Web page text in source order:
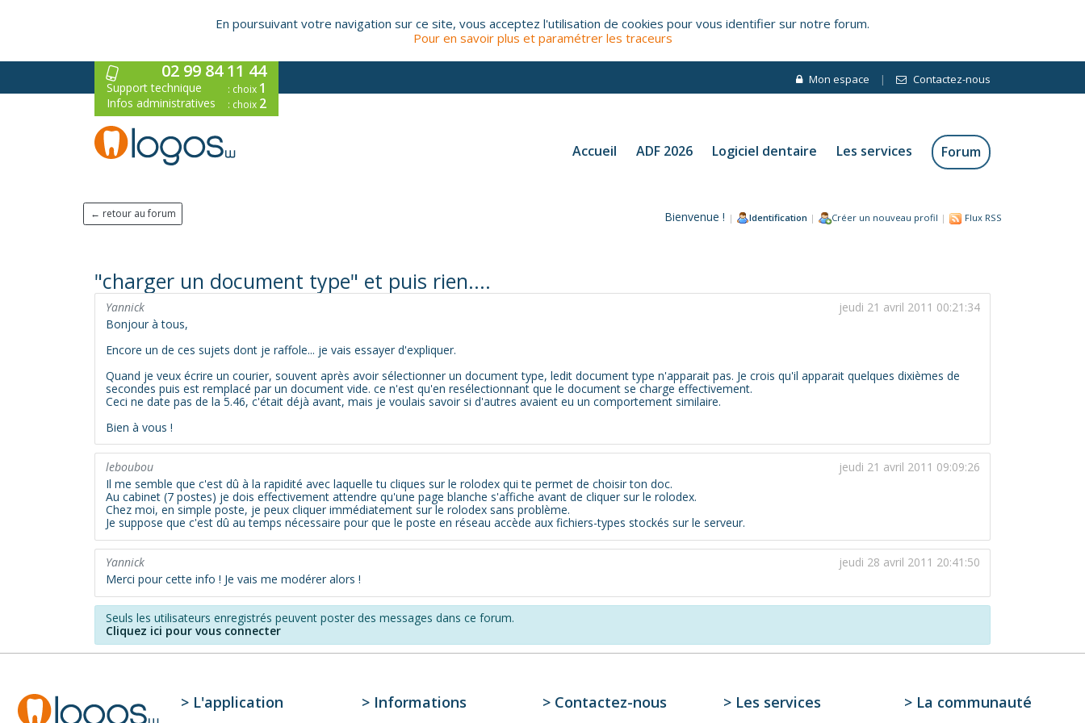
En poursuivant votre navigation sur ce site, vous acceptez l'utilisation de cookies pour vous identifier sur notre forum.
Pour en savoir plus et paramétrer les traceurs
02 99 84 11 44
Support technique : choix 1
Infos administratives : choix 2
Mon espace | Contactez-nous
Accueil ADF 2026 Logiciel dentaire Les services Forum
← retour au forum Bienvenue ! | Identification | Créer un nouveau profil | Flux RSS
"charger un document type" et puis rien....
Yannick
jeudi 21 avril 2011 00:21:34
Bonjour à tous,
Encore un de ces sujets dont je raffole... je vais essayer d'expliquer.
Quand je veux écrire un courier, souvent après avoir sélectionner un document type, ledit document type n'apparait pas. Je crois qu'il apparait quelques dixièmes de
secondes puis est remplacé par un document vide. ce n'est qu'en resélectionnant que le document se charge effectivement.
Ceci ne date pas de la 5.46, c'était déjà avant, mais je voulais savoir si d'autres avaient eu un comportement similaire.
Bien à vous !
leboubou
jeudi 21 avril 2011 09:09:26
Il me semble que c'est dû à la rapidité avec laquelle tu cliques sur le rolodex qui te permet de choisir ton doc.
Au cabinet (7 postes) je dois effectivement attendre qu'une page blanche s'affiche avant de cliquer sur le rolodex.
Chez moi, en simple poste, je peux cliquer immédiatement sur le rolodex sans problème.
Je suppose que c'est dû au temps nécessaire pour que le poste en réseau accède aux fichiers-types stockés sur le serveur.
Yannick
jeudi 28 avril 2011 20:41:50
Merci pour cette info ! Je vais me modérer alors !
Seuls les utilisateurs enregistrés peuvent poster des messages dans ce forum.
Cliquez ici pour vous connecter
> L'application > Informations > Contactez-­nous > Les services > La communauté